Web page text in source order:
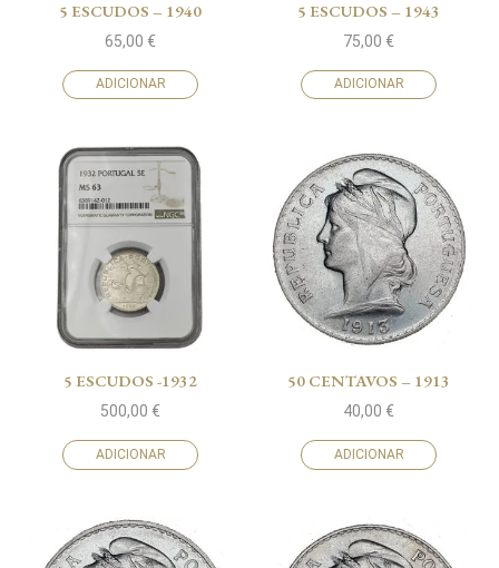
5 ESCUDOS – 1940
65,00 €
ADICIONAR
5 ESCUDOS – 1943
75,00 €
ADICIONAR
5 ESCUDOS -1932
500,00 €
ADICIONAR
50 CENTAVOS – 1913
40,00 €
ADICIONAR